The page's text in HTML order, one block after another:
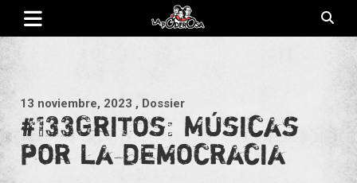
Saltar
contenido
13 noviembre, 2023 , Dossier
#133Gritos: Músicas
por la democracia